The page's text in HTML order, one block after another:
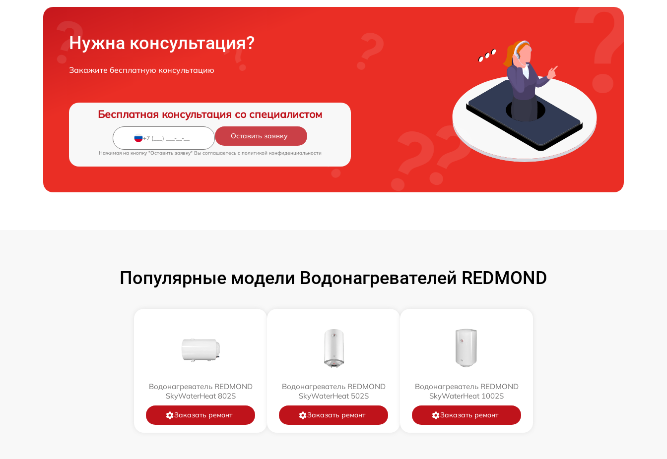
Нужна консультация?
Закажите бесплатную консультацию
Бесплатная консультация со специалистом
Оставить заявку
Нажимая на кнопку "Оставить заявку" Вы соглашаетесь c политикой конфиденциальности
Популярные модели Водонагревателей REDMOND
Водонагреватель REDMOND
SkyWaterHeat 802S
Заказать ремонт
Водонагреватель REDMOND
SkyWaterHeat 502S
Заказать ремонт
Водонагреватель REDMOND
SkyWaterHeat 1002S
Заказать ремонт